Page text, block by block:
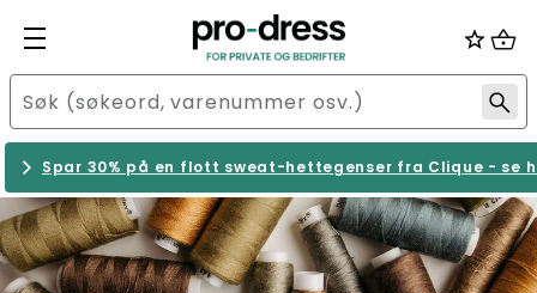
Spar 30% på en flott sweat-hettegenser fra Clique - se